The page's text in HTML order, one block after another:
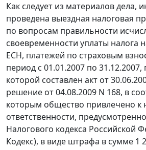
Как следует из материалов дела,
проведена выездная налоговая
по вопросам правильности
своевременности уплаты налога
ЕСН, платежей по страховым
период с 01.01.2007 по 31.12.2007,
которой составлен акт от
решение от 04.08.2009 N 168, в
которым общество привлечено к
ответственности,
Налогового кодекса Российской
Кодекс), в виде штрафа в сумме 1